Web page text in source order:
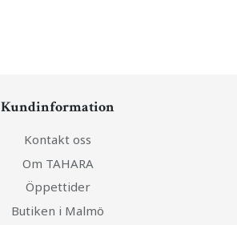
Kundinformation
Kontakt oss
Om TAHARA
Öppettider
Butiken i Malmö